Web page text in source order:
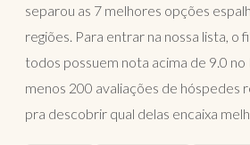
separou as 7 melhores opções
regiões. Para entrar na nossa lista, o
todos possuem nota acima de 9.0 no
menos 200 avaliações de hóspedes
pra descobrir qual delas encaixa